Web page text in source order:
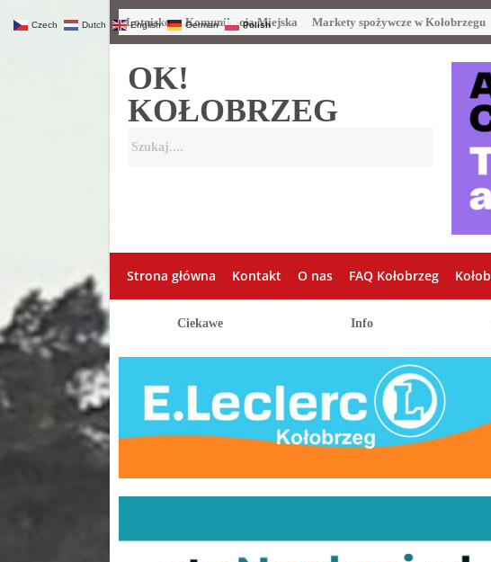
Lotnisko Komunikacja Miejska Markety spożywcze w Kołobrzegu
OK!
KOŁOBRZEG
Strona główna Kontakt O nas FAQ Kołobrzeg
Ciekawe Info
Czech Dutch English German Polish